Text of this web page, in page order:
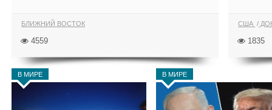
БЛИЖНИЙ ВОСТОК
4559
США
1835
В МИРЕ В МИРЕ